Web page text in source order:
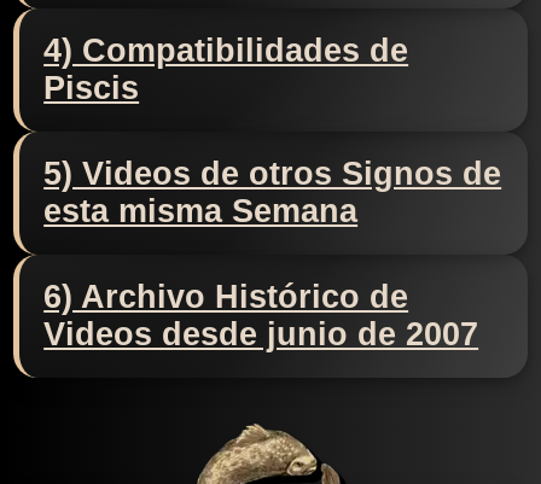
4) Compatibilidades de
Piscis
5) Videos de otros Signos de
esta misma Semana
6) Archivo Histórico de
Videos desde junio de 2007